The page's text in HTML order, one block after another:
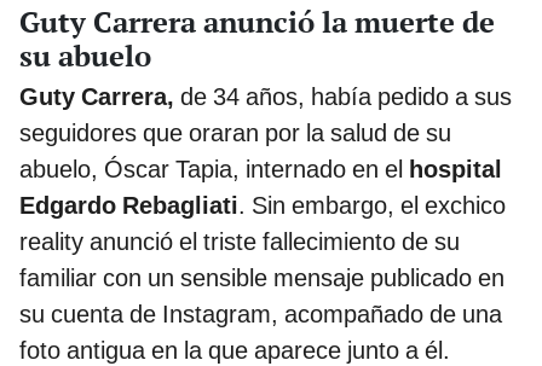
Guty Carrera anunció la muerte de
su abuelo
Guty Carrera, de 34 años, había pedido a sus
seguidores que oraran por la salud de su
abuelo, Óscar Tapia, internado en el hospital
Edgardo Rebagliati. Sin embargo, el exchico
reality anunció el triste fallecimiento de su
familiar con un sensible mensaje publicado en
su cuenta de Instagram, acompañado de una
foto antigua en la que aparece junto a él.